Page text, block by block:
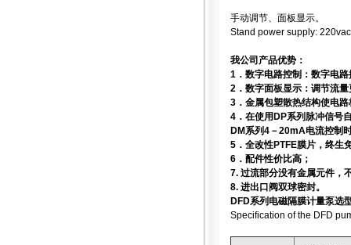
手动调节、面板显示。
Stand power supply:
我公司产品优势：
1．数字电路控制：数字电
2．数字面板显示：调节流
3．金属包塑散热结构使电
4．在使用DP系列脉冲信号
DM系列4－20mA电流控制
5．全改性PTFE膜片，终生
6．配件性价比高；
7. 过流部分没有金属元件，
8. 进出口阀双球密封。
DFD系列电磁隔膜计量泵选
Specification of the DFD